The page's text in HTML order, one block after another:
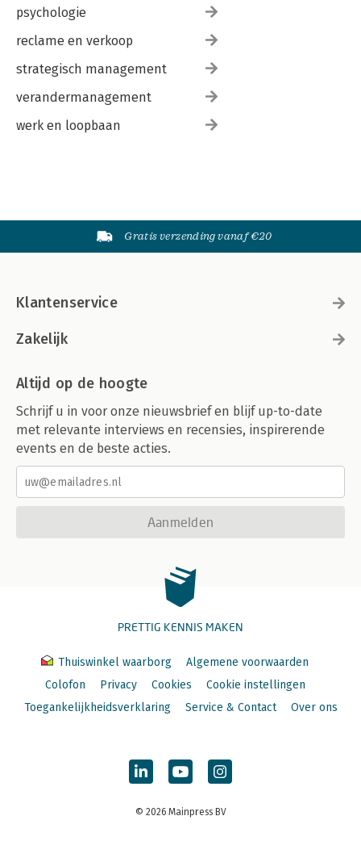
psychologie
reclame en verkoop
strategisch management
verandermanagement
werk en loopbaan
Gratis verzending vanaf €20
Klantenservice
Zakelijk
Altijd op de hoogte
Schrijf u in voor onze nieuwsbrief en blijf up-to-date
met relevante interviews en recensies, inspirerende
events en de beste acties.
Aanmelden
PRETTIG KENNIS MAKEN
Thuiswinkel waarborg
Algemene voorwaarden
Colofon
Privacy Cookies
Cookie instellingen
Toegankelijkheidsverklaring
Service & Contact Over ons
© 2026 Mainpress BV